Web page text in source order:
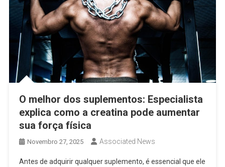
O melhor dos suplementos: Especialista
explica como a creatina pode aumentar
sua força física
Novembro 27, 2025 Associated News
Antes de adquirir qualquer suplemento, é essencial que ele